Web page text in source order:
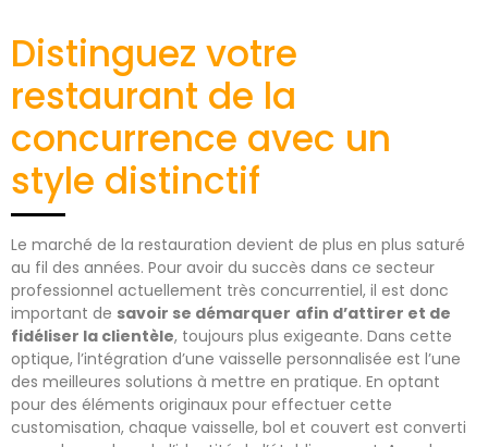
Distinguez votre
restaurant de la
concurrence avec un
style distinctif
Le marché de la restauration devient de plus en plus saturé
au fil des années. Pour avoir du succès dans ce secteur
professionnel actuellement très concurrentiel, il est donc
important de savoir se démarquer afin d’attirer et de
fidéliser la clientèle, toujours plus exigeante. Dans cette
optique, l’intégration d’une vaisselle personnalisée est l’une
des meilleures solutions à mettre en pratique. En optant
pour des éléments originaux pour effectuer cette
customisation, chaque vaisselle, bol et couvert est converti